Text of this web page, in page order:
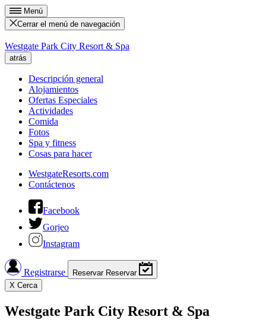
Menú
Cerrar el menú de navegación
Westgate Park City Resort & Spa
atrás
Descripción general
Alojamientos
Ofertas Especiales
Actividades
Comida
Fotos
Spa y fitness
Cosas para hacer
WestgateResorts.com
Contáctenos
Facebook
Gorjeo
Instagram
Registrarse Reservar Reservar
X Cerca
Westgate Park City Resort & Spa